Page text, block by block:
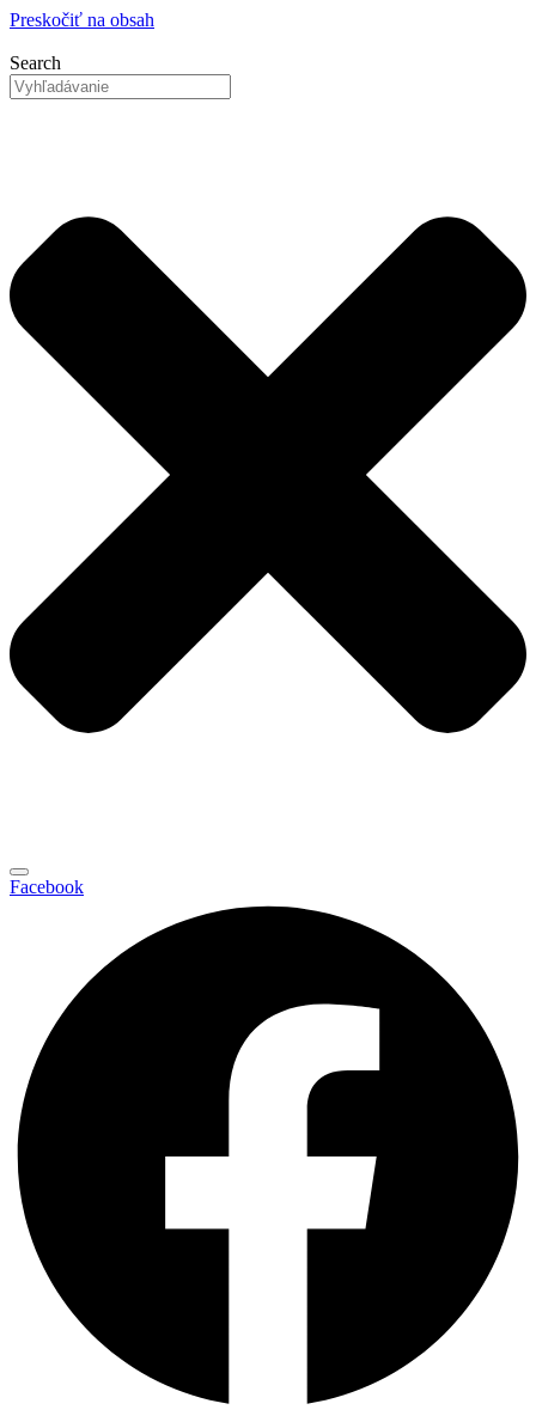
Preskočiť na obsah
Search
Facebook